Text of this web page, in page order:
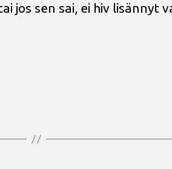
jos sen sai, ei hiv lisännyt